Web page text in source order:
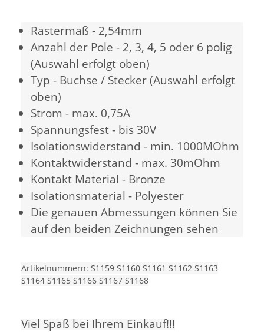
Rastermaß - 2,54mm
Anzahl der Pole - 2, 3, 4, 5 oder 6 polig
(Auswahl erfolgt oben)
Typ - Buchse / Stecker (Auswahl erfolgt
oben)
Strom - max. 0,75A
Spannungsfest - bis 30V
Isolationswiderstand - min. 1000MOhm
Kontaktwiderstand - max. 30mOhm
Kontakt Material - Bronze
Isolationsmaterial - Polyester
Die genauen Abmessungen können Sie
auf den beiden Zeichnungen sehen
Artikelnummern: S1159 S1160 S1161 S1162 S1163
S1164 S1165 S1166 S1167 S1168
Viel Spaß bei Ihrem Einkauf!!!